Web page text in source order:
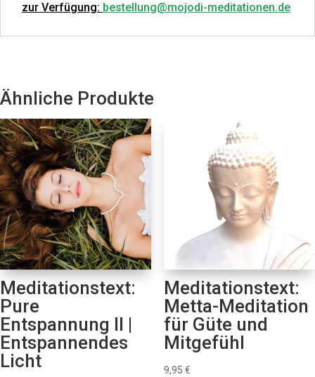
zur Verfügung: bestellung@mojodi-meditationen.de
Ähnliche Produkte
Meditationstext:
Pure
Entspannung II |
Entspannendes
Licht
Meditationstext:
Metta-Meditation
für Güte und
Mitgefühl
9,95 €